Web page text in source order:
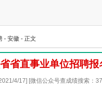
- 安徽 - 正文
省直事业单位招聘报
4/17] [微信公众号查成绩搜索：